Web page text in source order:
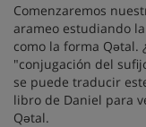
Comenzaremos
arameo estudiando
como la forma Qətal.
"conjugación del
se puede traducir
libro de Daniel para
Qətal.